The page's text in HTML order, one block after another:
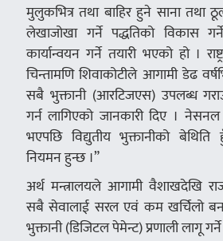
मुलुकभित्र तथा बाहिर हुने साना तथा
लेखाजोखा गर्ने पद्धतिको विकास
कार्यान्वयन गर्ने तयारी भएको हो ।
चिन्तामणि शिवाकोटीले आगामी डेढ
सबै भुक्तानी (आरटिजएस) उपलब्ध
गर्न लागिएको जानकारी दिए ।
भएपछि विद्युतीय भुक्तानीको
नियमन हुन्छ ।”
अर्थ मन्त्रालयले आगामी वैशाखदेखि
सबै सेवालाई सरल एवं कम खर्चिलो
भुक्तानी (डिजिटल पेमेन्ट) प्रणाली लागू